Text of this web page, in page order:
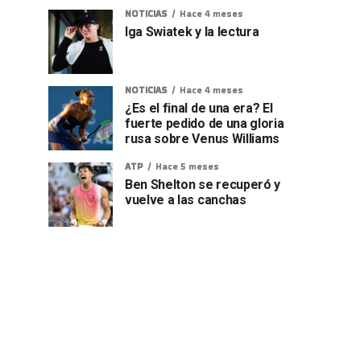
NOTICIAS Hace 4 meses
Iga Swiatek y la lectura
NOTICIAS Hace 4 meses
¿Es el final de una era? El
fuerte pedido de una gloria
rusa sobre Venus Williams
ATP Hace 5 meses
Ben Shelton se recuperó y
vuelve a las canchas